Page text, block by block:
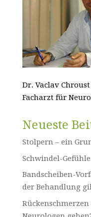
Dr. Vaclav Chroust
Facharzt für
Neueste
Stolpern – ein
Schwindel-
Bandscheiben-
der Behandlung